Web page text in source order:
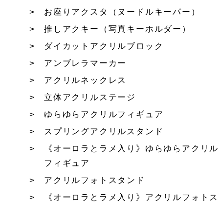
お座りアクスタ（ヌードルキーパー）
推しアクキー（写真キーホルダー）
ダイカットアクリルブロック
アンブレラマーカー
アクリルネックレス
立体アクリルステージ
ゆらゆらアクリルフィギュア
スプリングアクリルスタンド
《オーロラとラメ入り》ゆらゆらアクリル
フィギュア
アクリルフォトスタンド
《オーロラとラメ入り》アクリルフォトス